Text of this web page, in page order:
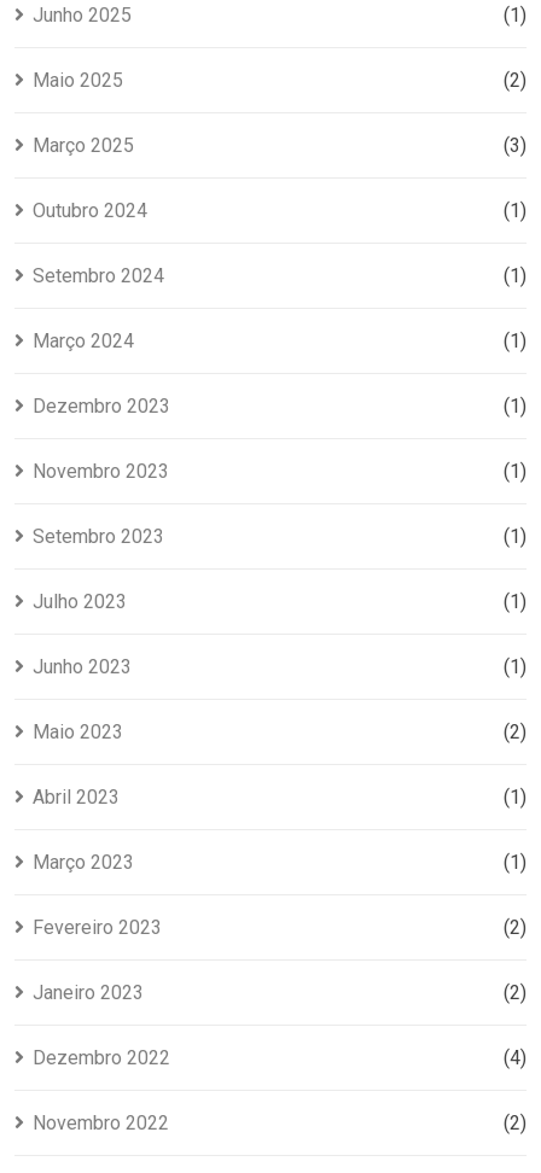
Junho 2025 (1)
Maio 2025 (2)
Março 2025 (3)
Outubro 2024 (1)
Setembro 2024 (1)
Março 2024 (1)
Dezembro 2023 (1)
Novembro 2023 (1)
Setembro 2023 (1)
Julho 2023 (1)
Junho 2023 (1)
Maio 2023 (2)
Abril 2023 (1)
Março 2023 (1)
Fevereiro 2023 (2)
Janeiro 2023 (2)
Dezembro 2022 (4)
Novembro 2022 (2)